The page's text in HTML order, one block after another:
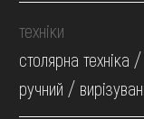
техніки
столярна
ручний /